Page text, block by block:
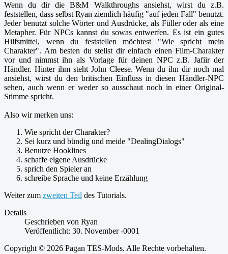
Wenn du dir die B&M Walkthroughs ansiehst, wirst du z.B.
feststellen, dass selbst Ryan ziemlich häufig "auf jeden Fall" benutzt.
Jeder benutzt solche Wörter und Ausdrücke, als Füller oder als eine
Metapher. Für NPCs kannst du sowas entwerfen. Es ist ein gutes
Hilfsmittel, wenn du feststellen möchtest "Wie spricht mein
Charakter". Am besten du stellst dir einfach einen Film-Charakter
vor und nimmst ihn als Vorlage für deinen NPC z.B. Jafiir der
Händler. Hinter ihm steht John Cleese. Wenn du ihn dir noch mal
ansiehst, wirst du den britischen Einfluss in diesen Händler-NPC
sehen, auch wenn er weder so ausschaut noch in einer Original-
Stimme spricht.
Also wir merken uns:
Wie spricht der Charakter?
Sei kurz und bündig und meide "DealingDialogs"
Benutze Hooklines
schaffe eigene Ausdrücke
sprich den Spieler an
schreibe Sprache und keine Erzählung
Weiter zum zweiten Teil des Tutorials.
Details
Geschrieben von Ryan
Veröffentlicht: 30. November -0001
Copyright © 2026 Pagan TES-Mods. Alle Rechte vorbehalten.